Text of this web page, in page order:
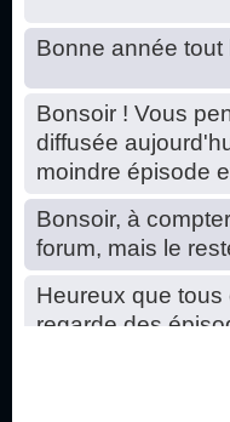
Bonne année tout
Bonsoir ! Vous
diffusée
moindre épisode
Bonsoir, à
forum, mais le
Heureux que
regarde des